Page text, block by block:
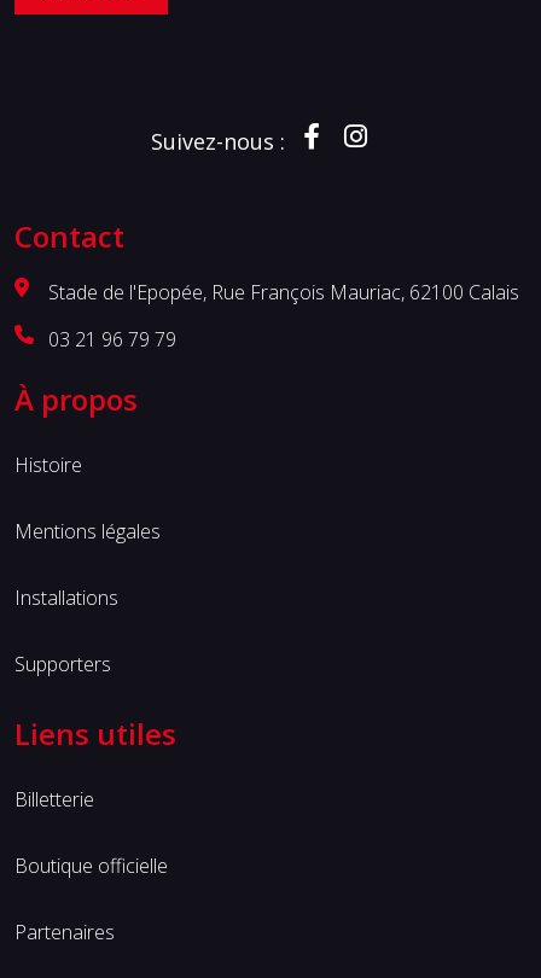
Suivez-nous :
Contact
Stade de l'Epopée, Rue François Mauriac, 62100 Calais
03 21 96 79 79
À propos
Histoire
Mentions légales
Installations
Supporters
Liens utiles
Billetterie
Boutique officielle
Partenaires